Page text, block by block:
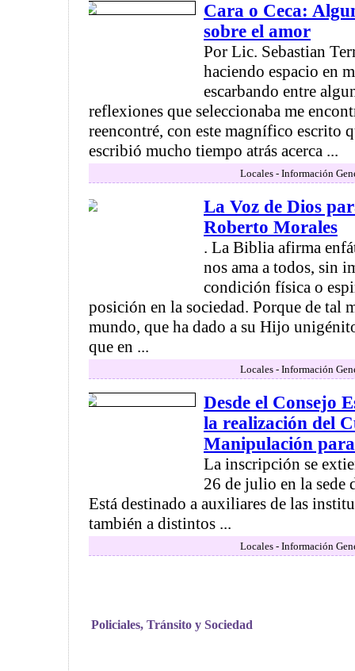
Cara o Ceca:
sobre el amor
Por Lic. Sebastian
haciendo espacio en
escarbando entre
reflexiones que seleccionaba me
reencontré, con este magnífico escrito
escribió mucho tiempo atrás acerca ...
Locales - Información
La Voz de Dios
Roberto Morales
. La Biblia afirma
nos ama a todos, sin
condición física o
posición en la sociedad. Porque de tal
mundo, que ha dado a su Hijo
que en ...
Locales - Información
Desde el Consejo
la realización del
Manipulación
La inscripción se
26 de julio en la sede
Está destinado a auxiliares de las
también a distintos ...
Locales - Información
Policiales, Tránsito y Sociedad